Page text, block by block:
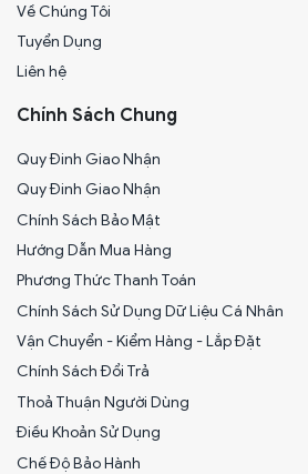
Về Chúng Tôi
Tuyển Dụng
Liên hệ
Chính Sách Chung
Quy Đinh Giao Nhận
Quy Đinh Giao Nhận
Chính Sách Bảo Mật
Hướng Dẫn Mua Hàng
Phương Thức Thanh Toán
Chính Sách Sử Dụng Dữ Liệu Cá Nhân
Vận Chuyển - Kiểm Hàng - Lắp Đặt
Chính Sách Đổi Trả
Thoả Thuận Người Dùng
Điều Khoản Sử Dụng
Chế Độ Bảo Hành